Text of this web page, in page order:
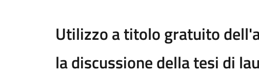
Utilizzo a titolo gratuito
la discussione della tesi di